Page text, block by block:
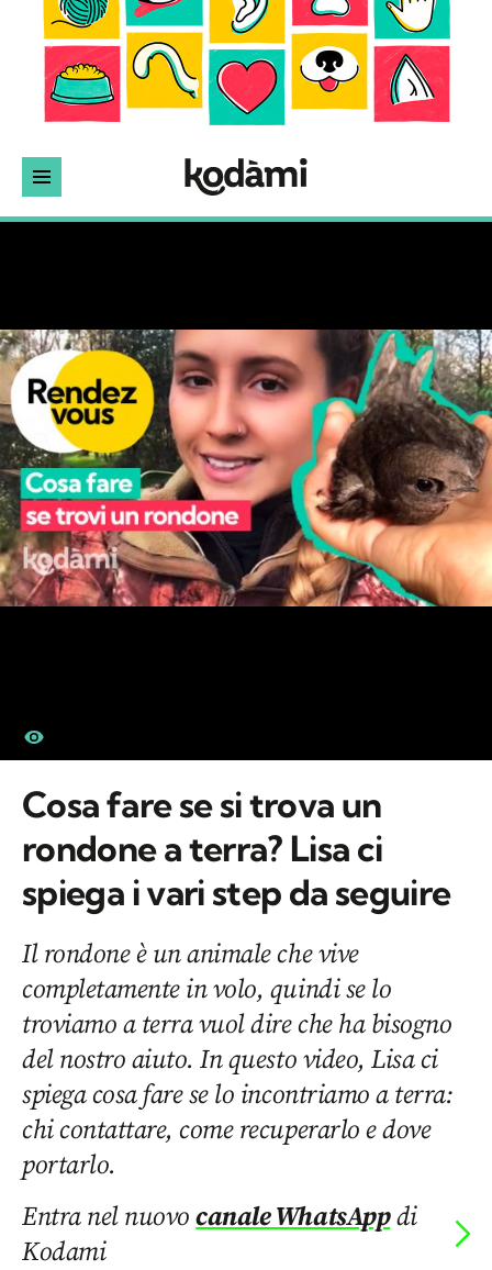
Cosa fare se si trova un
rondone a terra? Lisa ci
spiega i vari step da seguire
Il rondone è un animale che vive
completamente in volo, quindi se lo
troviamo a terra vuol dire che ha bisogno
del nostro aiuto. In questo video, Lisa ci
spiega cosa fare se lo incontriamo a terra:
chi contattare, come recuperarlo e dove
portarlo.
Entra nel nuovocanale WhatsAppdi
Kodami